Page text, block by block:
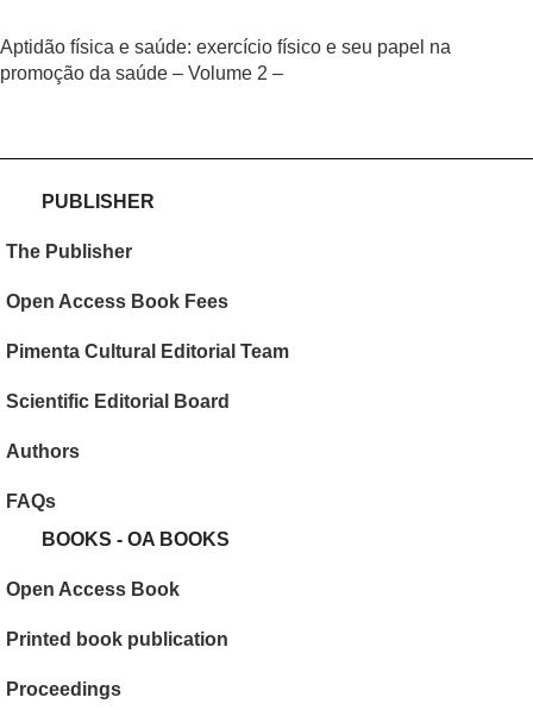
Aptidão física e saúde: exercício físico e seu papel na
promoção da saúde – Volume 2 –
PUBLISHER
The Publisher
Open Access Book Fees
Pimenta Cultural Editorial Team
Scientific Editorial Board
Authors
FAQs
BOOKS - OA BOOKS
Open Access Book
Printed book publication
Proceedings